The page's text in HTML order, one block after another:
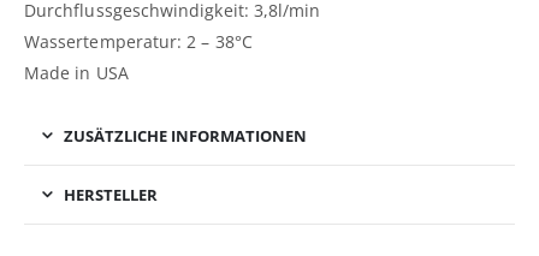
Durchflussgeschwindigkeit: 3,8l/min
Wassertemperatur: 2 – 38°C
Made in USA
ZUSÄTZLICHE INFORMATIONEN
HERSTELLER